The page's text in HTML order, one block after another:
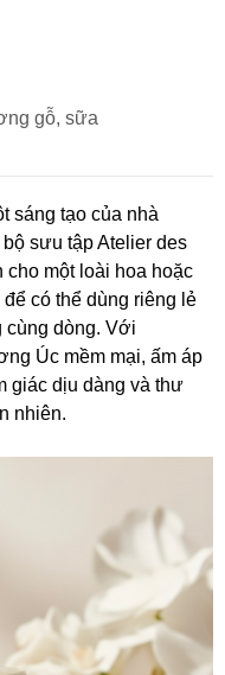
gỗ, sữa
sáng tạo của nhà
sưu tập Atelier des
một loài hoa hoặc
có thể dùng riêng lẻ
cùng dòng. Với
Úc mềm mại, ấm áp
giác dịu dàng và thư
nhiên.